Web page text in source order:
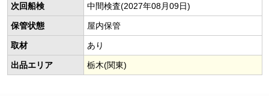
次回船検 中間検査(2027年08月09日)
保管状態 屋内保管
取材 あり
出品エリア 栃木(関東)